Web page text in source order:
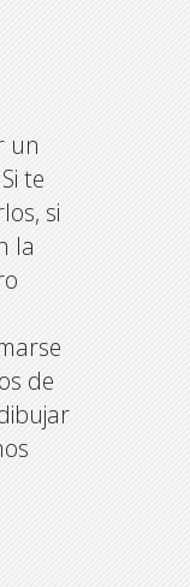
un
te
si
la
de